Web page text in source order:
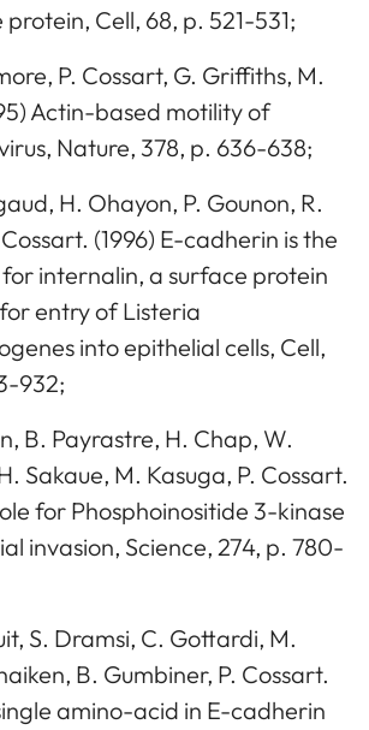
Cell, 68, p. 521-531;
P. Cossart, G. Griffiths, M.
Actin-based motility of
Nature, 378, p. 636-638;
H. Ohayon, P. Gounon, R.
(1996) E-cadherin is the
internalin, a surface protein
entry of Listeria
into epithelial cells, Cell,
932;
B. Payrastre, H. Chap, W.
Sakaue, M. Kasuga, P. Cossart.
for Phosphoinositide 3-kinase
invasion, Science, 274, p. 780-
S. Dramsi, C. Gottardi, M.
B. Gumbiner, P. Cossart.
amino-acid in E-cadherin